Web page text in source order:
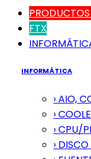
FTX
INFORMÁTICA
› AIO,
›
› CPU/
›